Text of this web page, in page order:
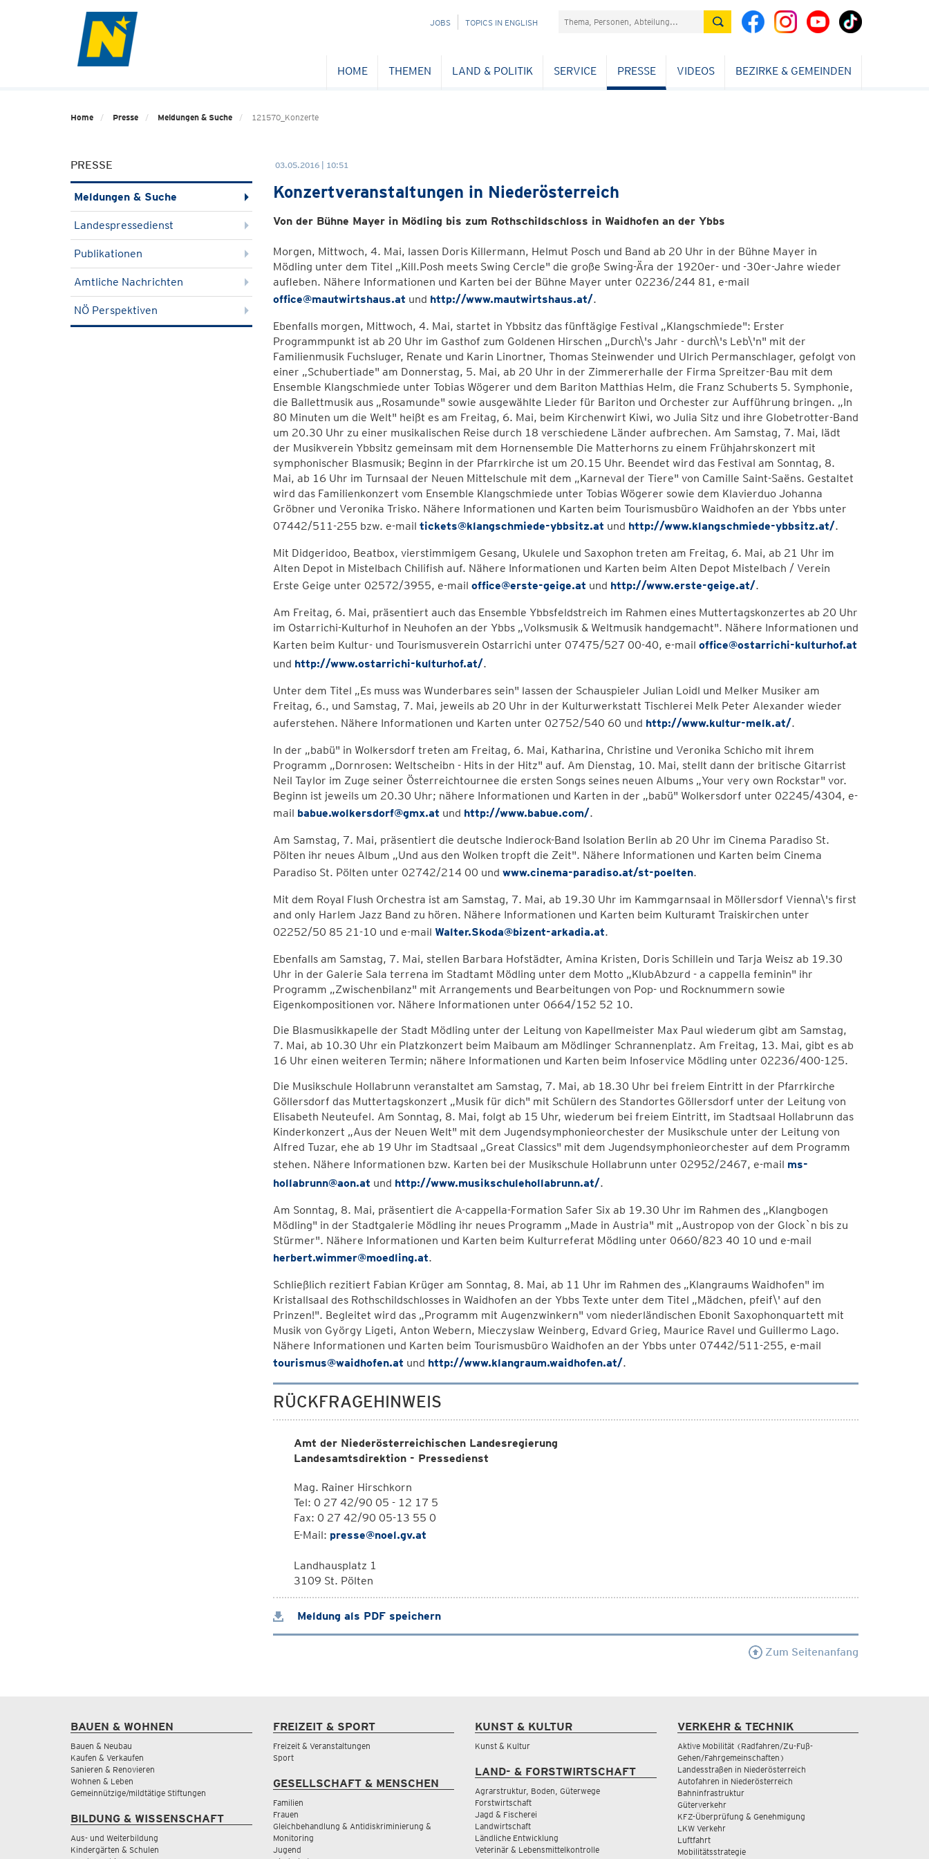
NAVIGATION
JOBS TOPICS IN ENGLISH Suchefeld
HOME THEMEN LAND & POLITIK SERVICE PRESSE VIDEOS BEZIRKE & GEMEINDEN
Home Presse Meldungen & Suche 121570_Konzerte
PRESSE
Meldungen & Suche
Landespressedienst
Publikationen
Amtliche Nachrichten
NÖ Perspektiven
03.05.2016 | 10:51
Konzertveranstaltungen in Niederösterreich
Von der Bühne Mayer in Mödling bis zum Rothschildschloss in Waidhofen an der Ybbs
Morgen, Mittwoch, 4. Mai, lassen Doris Killermann, Helmut Posch und Band ab 20 Uhr in der Bühne Mayer in
Mödling unter dem Titel „Kill.Posh meets Swing Cercle" die große Swing-Ära der 1920er- und -30er-Jahre wieder
aufleben. Nähere Informationen und Karten bei der Bühne Mayer unter 02236/244 81, e-mail
office@mautwirtshaus.at und http://www.mautwirtshaus.at/.
Ebenfalls morgen, Mittwoch, 4. Mai, startet in Ybbsitz das fünftägige Festival „Klangschmiede": Erster
Programmpunkt ist ab 20 Uhr im Gasthof zum Goldenen Hirschen „Durch\'s Jahr - durch\'s Leb\'n" mit der
Familienmusik Fuchsluger, Renate und Karin Linortner, Thomas Steinwender und Ulrich Permanschlager, gefolgt von
einer „Schubertiade" am Donnerstag, 5. Mai, ab 20 Uhr in der Zimmererhalle der Firma Spreitzer-Bau mit dem
Ensemble Klangschmiede unter Tobias Wögerer und dem Bariton Matthias Helm, die Franz Schuberts 5. Symphonie,
die Ballettmusik aus „Rosamunde" sowie ausgewählte Lieder für Bariton und Orchester zur Aufführung bringen. „In
80 Minuten um die Welt" heißt es am Freitag, 6. Mai, beim Kirchenwirt Kiwi, wo Julia Sitz und ihre Globetrotter-Band
um 20.30 Uhr zu einer musikalischen Reise durch 18 verschiedene Länder aufbrechen. Am Samstag, 7. Mai, lädt
der Musikverein Ybbsitz gemeinsam mit dem Hornensemble Die Matterhorns zu einem Frühjahrskonzert mit
symphonischer Blasmusik; Beginn in der Pfarrkirche ist um 20.15 Uhr. Beendet wird das Festival am Sonntag, 8.
Mai, ab 16 Uhr im Turnsaal der Neuen Mittelschule mit dem „Karneval der Tiere" von Camille Saint-Saëns. Gestaltet
wird das Familienkonzert vom Ensemble Klangschmiede unter Tobias Wögerer sowie dem Klavierduo Johanna
Gröbner und Veronika Trisko. Nähere Informationen und Karten beim Tourismusbüro Waidhofen an der Ybbs unter
07442/511-255 bzw. e-mail tickets@klangschmiede-ybbsitz.at und http://www.klangschmiede-ybbsitz.at/.
Mit Didgeridoo, Beatbox, vierstimmigem Gesang, Ukulele und Saxophon treten am Freitag, 6. Mai, ab 21 Uhr im
Alten Depot in Mistelbach Chilifish auf. Nähere Informationen und Karten beim Alten Depot Mistelbach / Verein
Erste Geige unter 02572/3955, e-mail office@erste-geige.at und http://www.erste-geige.at/.
Am Freitag, 6. Mai, präsentiert auch das Ensemble Ybbsfeldstreich im Rahmen eines Muttertagskonzertes ab 20 Uhr
im Ostarrichi-Kulturhof in Neuhofen an der Ybbs „Volksmusik & Weltmusik handgemacht". Nähere Informationen und
Karten beim Kultur- und Tourismusverein Ostarrichi unter 07475/527 00-40, e-mail office@ostarrichi-kulturhof.at
und http://www.ostarrichi-kulturhof.at/.
Unter dem Titel „Es muss was Wunderbares sein" lassen der Schauspieler Julian Loidl und Melker Musiker am
Freitag, 6., und Samstag, 7. Mai, jeweils ab 20 Uhr in der Kulturwerkstatt Tischlerei Melk Peter Alexander wieder
auferstehen. Nähere Informationen und Karten unter 02752/540 60 und http://www.kultur-melk.at/.
In der „babü" in Wolkersdorf treten am Freitag, 6. Mai, Katharina, Christine und Veronika Schicho mit ihrem
Programm „Dornrosen: Weltscheibn - Hits in der Hitz" auf. Am Dienstag, 10. Mai, stellt dann der britische Gitarrist
Neil Taylor im Zuge seiner Österreichtournee die ersten Songs seines neuen Albums „Your very own Rockstar" vor.
Beginn ist jeweils um 20.30 Uhr; nähere Informationen und Karten in der „babü" Wolkersdorf unter 02245/4304, e-
mail babue.wolkersdorf@gmx.at und http://www.babue.com/.
Am Samstag, 7. Mai, präsentiert die deutsche Indierock-Band Isolation Berlin ab 20 Uhr im Cinema Paradiso St.
Pölten ihr neues Album „Und aus den Wolken tropft die Zeit". Nähere Informationen und Karten beim Cinema
Paradiso St. Pölten unter 02742/214 00 und www.cinema-paradiso.at/st-poelten.
Mit dem Royal Flush Orchestra ist am Samstag, 7. Mai, ab 19.30 Uhr im Kammgarnsaal in Möllersdorf Vienna\'s first
and only Harlem Jazz Band zu hören. Nähere Informationen und Karten beim Kulturamt Traiskirchen unter
02252/50 85 21-10 und e-mail Walter.Skoda@bizent-arkadia.at.
Ebenfalls am Samstag, 7. Mai, stellen Barbara Hofstädter, Amina Kristen, Doris Schillein und Tarja Weisz ab 19.30
Uhr in der Galerie Sala terrena im Stadtamt Mödling unter dem Motto „KlubAbzurd - a cappella feminin" ihr
Programm „Zwischenbilanz" mit Arrangements und Bearbeitungen von Pop- und Rocknummern sowie
Eigenkompositionen vor. Nähere Informationen unter 0664/152 52 10.
Die Blasmusikkapelle der Stadt Mödling unter der Leitung von Kapellmeister Max Paul wiederum gibt am Samstag,
7. Mai, ab 10.30 Uhr ein Platzkonzert beim Maibaum am Mödlinger Schrannenplatz. Am Freitag, 13. Mai, gibt es ab
16 Uhr einen weiteren Termin; nähere Informationen und Karten beim Infoservice Mödling unter 02236/400-125.
Die Musikschule Hollabrunn veranstaltet am Samstag, 7. Mai, ab 18.30 Uhr bei freiem Eintritt in der Pfarrkirche
Göllersdorf das Muttertagskonzert „Musik für dich" mit Schülern des Standortes Göllersdorf unter der Leitung von
Elisabeth Neuteufel. Am Sonntag, 8. Mai, folgt ab 15 Uhr, wiederum bei freiem Eintritt, im Stadtsaal Hollabrunn das
Kinderkonzert „Aus der Neuen Welt" mit dem Jugendsymphonieorchester der Musikschule unter der Leitung von
Alfred Tuzar, ehe ab 19 Uhr im Stadtsaal „Great Classics" mit dem Jugendsymphonieorchester auf dem Programm
stehen. Nähere Informationen bzw. Karten bei der Musikschule Hollabrunn unter 02952/2467, e-mail ms-
hollabrunn@aon.at und http://www.musikschulehollabrunn.at/.
Am Sonntag, 8. Mai, präsentiert die A-cappella-Formation Safer Six ab 19.30 Uhr im Rahmen des „Klangbogen
Mödling" in der Stadtgalerie Mödling ihr neues Programm „Made in Austria" mit „Austropop von der Glock`n bis zu
Stürmer". Nähere Informationen und Karten beim Kulturreferat Mödling unter 0660/823 40 10 und e-mail
herbert.wimmer@moedling.at.
Schließlich rezitiert Fabian Krüger am Sonntag, 8. Mai, ab 11 Uhr im Rahmen des „Klangraums Waidhofen" im
Kristallsaal des Rothschildschlosses in Waidhofen an der Ybbs Texte unter dem Titel „Mädchen, pfeif\' auf den
Prinzen!". Begleitet wird das „Programm mit Augenzwinkern" vom niederländischen Ebonit Saxophonquartett mit
Musik von György Ligeti, Anton Webern, Mieczyslaw Weinberg, Edvard Grieg, Maurice Ravel und Guillermo Lago.
Nähere Informationen und Karten beim Tourismusbüro Waidhofen an der Ybbs unter 07442/511-255, e-mail
tourismus@waidhofen.at und http://www.klangraum.waidhofen.at/.
RÜCKFRAGEHINWEIS
Amt der Niederösterreichischen Landesregierung
Landesamtsdirektion - Pressedienst
Mag. Rainer Hirschkorn
Tel: 0 27 42/90 05 - 12 17 5
Fax: 0 27 42/90 05-13 55 0
E-Mail: presse@noel.gv.at
Landhausplatz 1
3109 St. Pölten
Meldung als PDF speichern
Zum Seitenanfang
BAUEN & WOHNEN
Bauen & Neubau
Kaufen & Verkaufen
Sanieren & Renovieren
Wohnen & Leben
Gemeinnützige/mildtätige Stiftungen
BILDUNG & WISSENSCHAFT
Aus- und Weiterbildung
Kindergärten & Schulen
FREIZEIT & SPORT
Freizeit & Veranstaltungen
Sport
GESELLSCHAFT & MENSCHEN
Familien
Frauen
Gleichbehandlung & Antidiskriminierung &
Monitoring
Jugend
KUNST & KULTUR
Kunst & Kultur
LAND- & FORSTWIRTSCHAFT
Agrarstruktur, Boden, Güterwege
Forstwirtschaft
Jagd & Fischerei
Landwirtschaft
Ländliche Entwicklung
Veterinär & Lebensmittelkontrolle
VERKEHR & TECHNIK
Aktive Mobilität (Radfahren/Zu-Fuß-
Gehen/Fahrgemeinschaften)
Landesstraßen in Niederösterreich
Autofahren in Niederösterreich
Bahninfrastruktur
Güterverkehr
KFZ-Überprüfung & Genehmigung
LKW Verkehr
Luftfahrt
Mobilitätsstrategie